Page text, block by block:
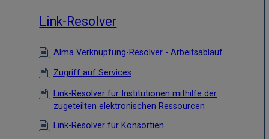
Link-Resolver
Alma Verknüpfung-Resolver - Arbeitsablauf
Zugriff auf Services
Link-Resolver für Institutionen mithilfe der
zugeteilten elektronischen Ressourcen
Link-Resolver für Konsortien